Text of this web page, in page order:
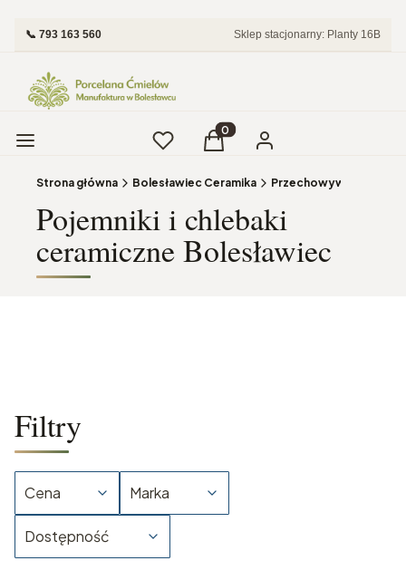
📞 793 163 560 Sklep stacjonarny: Planty 16B
Menu UlubioneProdukty w koszyku: 0.
Koszyk Zaloguj się
Strona główna Bolesławiec Ceramika
Pojemniki i chlebaki
ceramiczne Bolesławiec
Filtry
Cena Marka
Dostępność